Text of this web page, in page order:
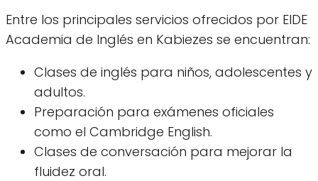
Entre los principales servicios ofrecidos por EIDE
Academia de Inglés en Kabiezes se encuentran:
Clases de inglés para niños, adolescentes y
adultos.
Preparación para exámenes oficiales
como el Cambridge English.
Clases de conversación para mejorar la
fluidez oral.